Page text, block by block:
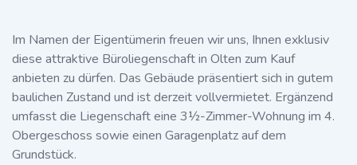
Im Namen der Eigentümerin freuen wir uns, Ihnen exklusiv
diese attraktive Büroliegenschaft in Olten zum Kauf
anbieten zu dürfen. Das Gebäude präsentiert sich in gutem
baulichen Zustand und ist derzeit vollvermietet. Ergänzend
umfasst die Liegenschaft eine 3½-Zimmer-Wohnung im 4.
Obergeschoss sowie einen Garagenplatz auf dem
Grundstück.